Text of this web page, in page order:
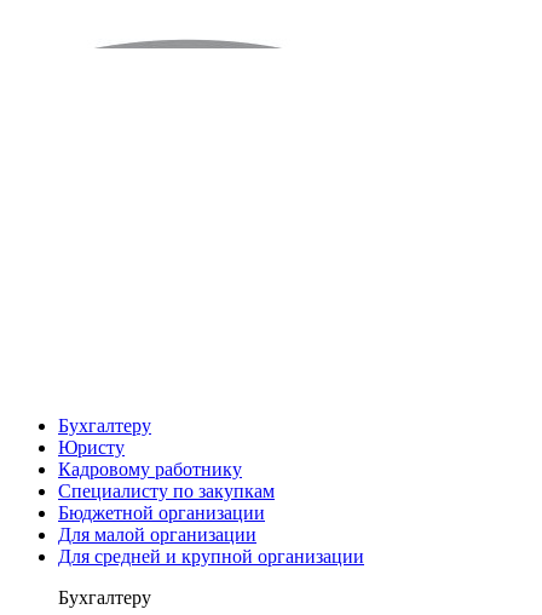
Бухгалтеру
Юристу
Кадровому работнику
Специалисту по закупкам
Бюджетной организации
Для малой организации
Для средней и крупной организации
Бухгалтеру